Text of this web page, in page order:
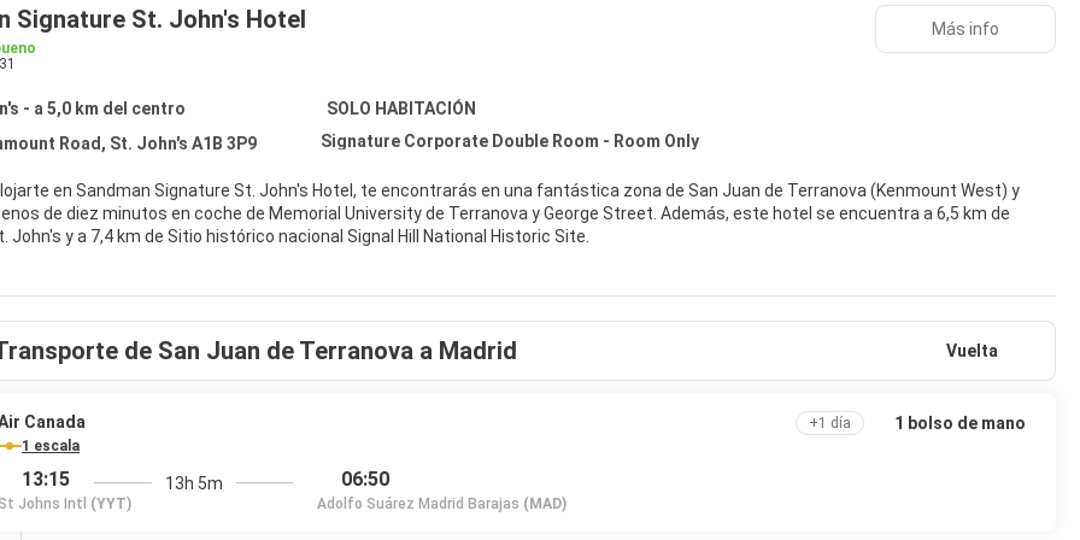
Signature St. John's Hotel
- a 5,0 km del centro
SOLO HABITACIÓN
Road, St. John's A1B 3P9
Signature Corporate Double Room - Room Only
en Sandman Signature St. John's Hotel, te encontrarás en una fantástica zona de San Juan de Terranova (Kenmount West) y
diez minutos en coche de Memorial University de Terranova y George Street. Además, este hotel se encuentra a 6,5 km de
John's y a 7,4 km de Sitio histórico nacional Signal Hill National Historic Site.
en tu propia casa en cualquiera de las 199 habitaciones con frigorífico y televisión de pantalla plana. Para los momentos de ocio,
con canales por cable y conexión a Internet por cable y wifi gratis. El baño privado está provisto de artículos de higiene personal
de pelo. Entre las comodidades, se incluyen caja fuerte, escritorio y teléfono.
Moxies, uno de los 2 restaurantes de este hotel. Apaga la sed con tu bebida favorita en el bar o lounge.
a Internet por cable gratis, check-out exprés y tintorería a tu disposición. Este hotel pone a tu disposición 6 salas de reuniones
todo tipo de eventos. Hay un aparcamiento sin asistencia gratuito disponible.
Más info
de San Juan de Terranova a Madrid Vuelta
Canada
1 escala
13:15
St Johns Intl (YYT)
13h 5m 06:50
Adolfo Suárez Madrid Barajas (MAD)
+1 día 1 bolso de mano